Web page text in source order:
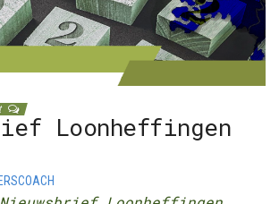
Loonheffingen